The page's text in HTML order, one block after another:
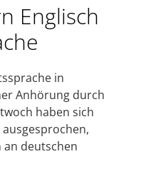
Englisch
in
Anhörung durch
haben sich
an deutschen